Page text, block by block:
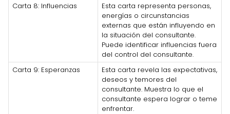
Carta 8: Influencias
Esta carta representa personas,
energías o circunstancias
externas que están influyendo en
la situación del consultante.
Puede identificar influencias fuera
del control del consultante.
Carta 9: Esperanzas
Esta carta revela las expectativas,
deseos y temores del
consultante. Muestra lo que el
consultante espera lograr o teme
enfrentar.